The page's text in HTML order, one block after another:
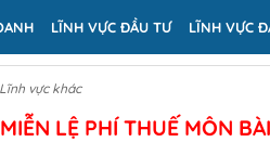
LĨNH VỰC ĐẦU TƯ LĨNH VỰC
Lĩnh vực khác
LỆ PHÍ THUẾ MÔN